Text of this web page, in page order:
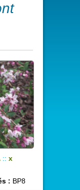
:: x
: BP8